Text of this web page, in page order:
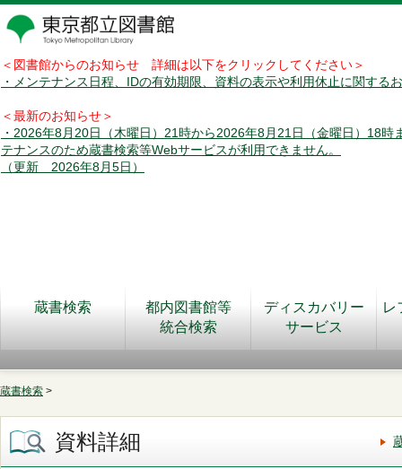
＜図書館からのお知らせ 詳細は以下をクリックしてください＞
・メンテナンス日程、IDの有効期限、資料の表示や利用休止に関する
＜最新のお知らせ＞
・2026年8月20日（木曜日）21時から2026年8月21日（金曜日）18時
テナンスのため蔵書検索等Webサービスが利用できません。
（更新 2026年8月5日）
蔵書検索
都内図書館等
統合検索
ディスカバリー
サービス
レ
蔵書検索 >
資料詳細